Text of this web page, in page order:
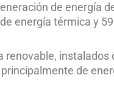
de energía
energía térmica y
instalados
de